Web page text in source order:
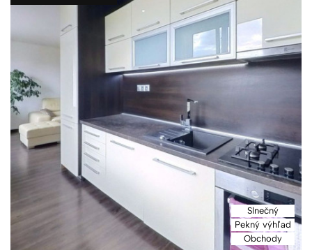
Slnečný
Pekný výhľad
Obchody